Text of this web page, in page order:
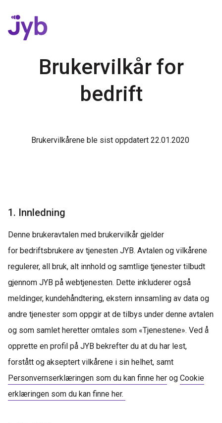
Brukervilkår for
bedrift
Brukervilkårene ble sist oppdatert 22.01.2020
1. Innledning
Denne brukeravtalen med brukervilkår gjelder
for bedriftsbrukere av tjenesten JYB. Avtalen og vilkårene
regulerer, all bruk, alt innhold og samtlige tjenester tilbudt
gjennom JYB på webtjenesten. Dette inkluderer også
meldinger, kundehåndtering, ekstern innsamling av data og
andre tjenester som oppgir at de tilbys under denne avtalen
og som samlet heretter omtales som «Tjenestene». Ved å
opprette en profil på JYB bekrefter du at du har lest,
forstått og akseptert vilkårene i sin helhet, samt
Personvernserklæringen som du kan finne her og Cookie
erklæringen som du kan finne her.